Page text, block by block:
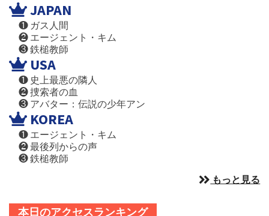
JAPAN
❶ ガス人間
❷ エージェント・キム
❸ 鉄槌教師
USA
❶ 史上最悪の隣人
❷ 捜索者の血
❸ アバター：伝説の少年アン
KOREA
❶ エージェント・キム
❷ 最後列からの声
❸ 鉄槌教師
もっと見る
本日のアクセスランキング